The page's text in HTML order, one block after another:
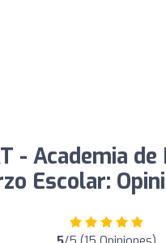
- Academia
Escolar: